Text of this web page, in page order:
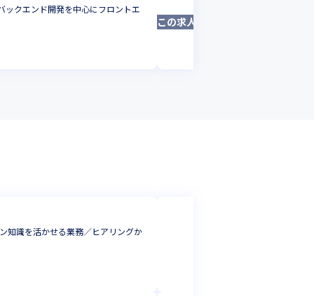
ックエンド開発を中心にフロントエ
この求人は募集終了しました
知識を活かせる業務／ヒアリングか